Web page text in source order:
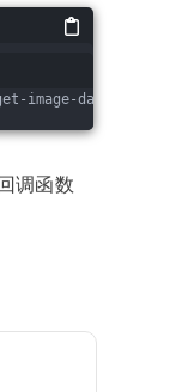
image-data="getImg">
调函数